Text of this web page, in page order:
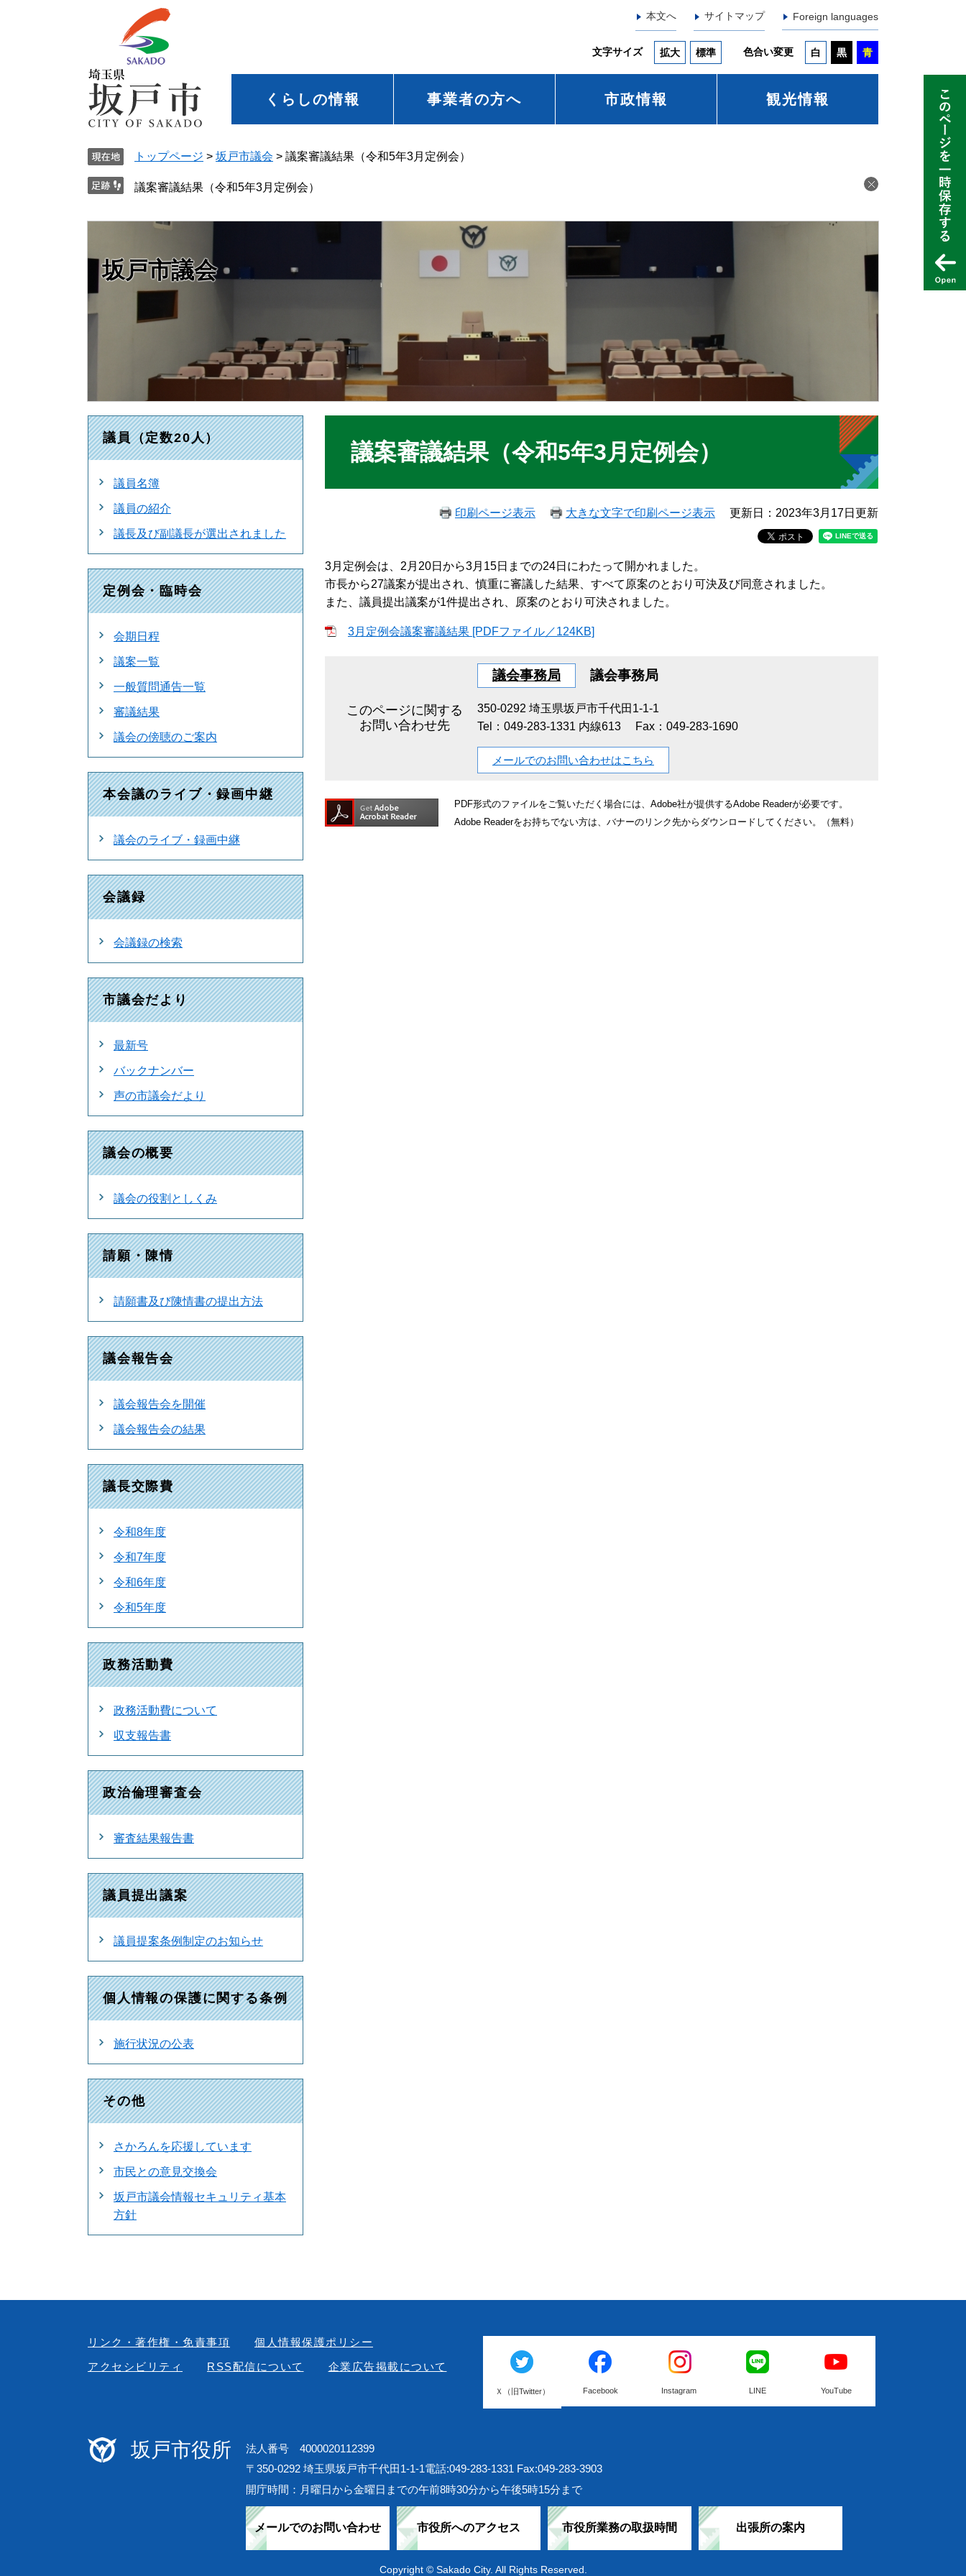
本文へ サイトマップ Foreign languages
文字サイズ 拡大 標準 色合い変更 白 黒 青
くらしの情報 事業者の方へ 市政情報 観光情報
トップページ > 坂戸市議会 > 議案審議結果（令和5年3月定例会）
議案審議結果（令和5年3月定例会）
坂戸市議会
議案審議結果（令和5年3月定例会）
印刷ページ表示 大きな文字で印刷ページ表示 更新日：2023年3月17日更新
3月定例会は、2月20日から3月15日までの24日にわたって開かれました。
市長から27議案が提出され、慎重に審議した結果、すべて原案のとおり可決及び同意されました。
また、議員提出議案が1件提出され、原案のとおり可決されました。
3月定例会議案審議結果 [PDFファイル／124KB]
このページに関する
お問い合わせ先
議会事務局 議会事務局
350-0292 埼玉県坂戸市千代田1-1-1
Tel：049-283-1331 内線613
Fax：049-283-1690
メールでのお問い合わせはこちら
PDF形式のファイルをご覧いただく場合には、Adobe社が提供するAdobe Readerが必要です。
Adobe Readerをお持ちでない方は、バナーのリンク先からダウンロードしてください。（無料）
議員（定数20人）
議員名簿
議員の紹介
議長及び副議長が選出されました
定例会・臨時会
会期日程
議案一覧
一般質問通告一覧
審議結果
議会の傍聴のご案内
本会議のライブ・録画中継
議会のライブ・録画中継
会議録
会議録の検索
市議会だより
最新号
バックナンバー
声の市議会だより
議会の概要
議会の役割としくみ
請願・陳情
請願書及び陳情書の提出方法
議会報告会
議会報告会を開催
議会報告会の結果
議長交際費
令和8年度
令和7年度
令和6年度
令和5年度
政務活動費
政務活動費について
収支報告書
政治倫理審査会
審査結果報告書
議員提出議案
議員提案条例制定のお知らせ
個人情報の保護に関する条例
施行状況の公表
その他
さかろんを応援しています
市民との意見交換会
坂戸市議会情報セキュリティ基本
方針
リンク・著作権・免責事項
個人情報保護ポリシー
アクセシビリティ
RSS配信について 企業広告掲載について
Ｘ（旧Twitter） Facebook Instagram LINE YouTube
坂戸市役所
法人番号 4000020112399
〒350-0292 埼玉県坂戸市千代田1-1-1電話:049-283-1331 Fax:049-283-3903
開庁時間：月曜日から金曜日までの午前8時30分から午後5時15分まで
メールでのお問い合わせ 市役所へのアクセス 市役所業務の取扱時間 出張所の案内
Copyright © Sakado City. All Rights Reserved.